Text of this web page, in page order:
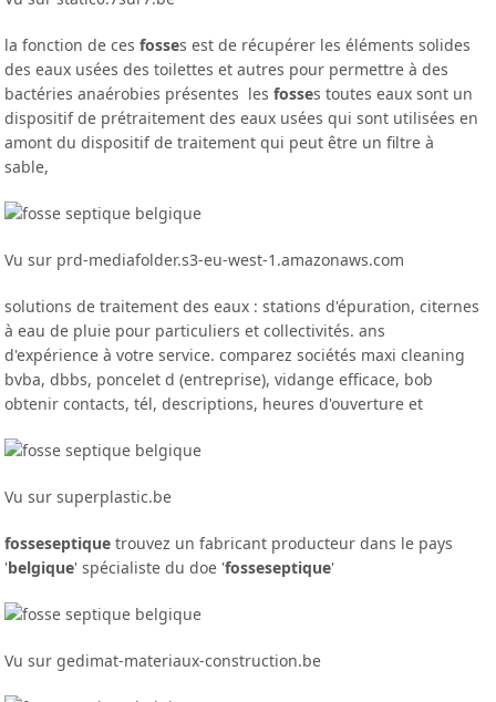
la fonction de cesfosses est de récupérer les éléments solides
des eaux usées des toilettes et autres pour permettre à des
bactéries anaérobies présentes lesfosses toutes eaux sont un
dispositif de prétraitement des eaux usées qui sont utilisées en
amont du dispositif de traitement qui peut être un filtre à
sable,
Vu sur prd-mediafolder.s3-eu-west-1.amazonaws.com
solutions de traitement des eaux : stations d'épuration, citernes
à eau de pluie pour particuliers et collectivités. ans
d'expérience à votre service. comparez sociétés maxi cleaning
bvba, dbbs, poncelet d (entreprise), vidange efficace, bob
obtenir contacts, tél, descriptions, heures d'ouverture et
Vu sur superplastic.be
fosseseptique trouvez un fabricant producteur dans le pays
'belgique' spécialiste du doe 'fosseseptique'
Vu sur gedimat-materiaux-construction.be